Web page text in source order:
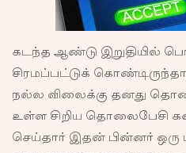
கடந்த ஆண்டு இறுதியில்
சிரமப்பட்டுக்
நல்ல விலைக்கு தனது
உள்ள சிறிய தொலைபேசி
செய்தார் இதன் பின்னர் ஒரு